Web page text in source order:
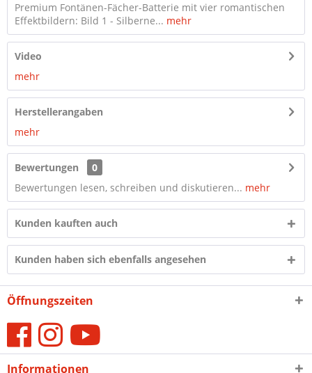
Premium Fontänen-Fächer-Batterie mit vier romantischen
Effektbildern: Bild 1 - Silberne... mehr
Video
mehr
Herstellerangaben
mehr
Bewertungen
0
Bewertungen lesen, schreiben und diskutieren... mehr
Kunden kauften auch
Kunden haben sich ebenfalls angesehen
Öffnungszeiten
Informationen